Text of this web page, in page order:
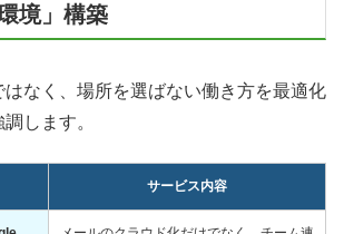
境」構築
なく、場所を選ばない働き方を最適化
します。
サービス内容